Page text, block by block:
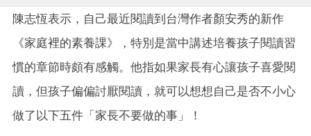
陳志恆表示，自己最近閱讀到台灣作者顏安秀的新作
《家庭裡的素養課》，特別是當中講述培養孩子閱讀習
慣的章節時頗有感觸。他指如果家長有心讓孩子喜愛閱
讀，但孩子偏偏討厭閱讀，就可以想想自己是否不小心
做了以下五件「家長不要做的事」！